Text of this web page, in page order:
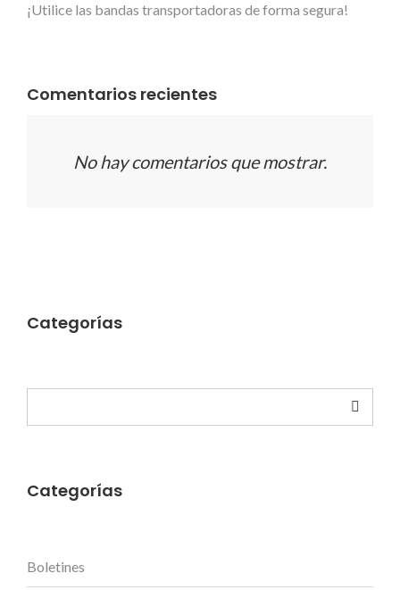
¡Utilice las bandas transportadoras de forma segura!
Comentarios recientes
No hay comentarios que mostrar.
Categorías
Categorías
Boletines